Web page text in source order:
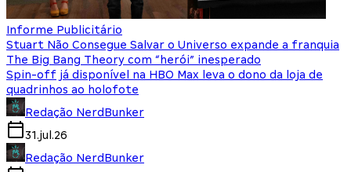
Informe Publicitário
Stuart Não Consegue Salvar o Universo expande a franquia
The Big Bang Theory com “herói” inesperado
Spin-off já disponível na HBO Max leva o dono da loja de
quadrinhos ao holofote
Redação NerdBunker
31.jul.26
Redação NerdBunker